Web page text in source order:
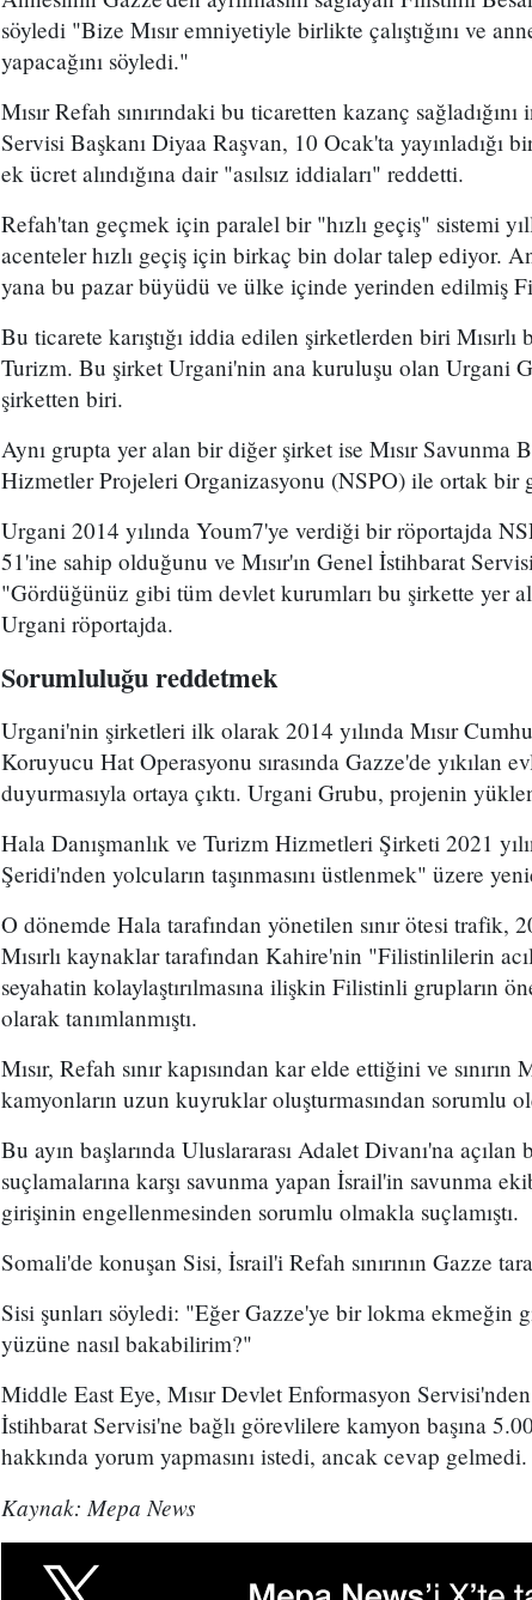
söyledi "Bize Mısır emniyetiyle birlikte çalıştığını ve
yapacağını söyledi."
Mısır Refah sınırındaki bu ticaretten kazanç
Servisi Başkanı Diyaa Raşvan, 10 Ocak'ta yayınladığı
ek ücret alındığına dair "asılsız iddiaları" reddetti.
Refah'tan geçmek için paralel bir "hızlı geçiş" sistemi
acenteler hızlı geçiş için birkaç bin dolar talep ediyor.
yana bu pazar büyüdü ve ülke içinde yerinden edilmiş
Bu ticarete karıştığı iddia edilen şirketlerden biri
Turizm. Bu şirket Urgani'nin ana kuruluşu olan Urgani
şirketten biri.
Aynı grupta yer alan bir diğer şirket ise Mısır Savunma
Hizmetler Projeleri Organizasyonu (NSPO) ile ortak bir
Urgani 2014 yılında Youm7'ye verdiği bir röportajda
51'ine sahip olduğunu ve Mısır'ın Genel İstihbarat
"Gördüğünüz gibi tüm devlet kurumları bu şirkette yer
Urgani röportajda.
Sorumluluğu reddetmek
Urgani'nin şirketleri ilk olarak 2014 yılında Mısır
Koruyucu Hat Operasyonu sırasında Gazze'de yıkılan
duyurmasıyla ortaya çıktı. Urgani Grubu, projenin
Hala Danışmanlık ve Turizm Hizmetleri Şirketi 2021
Şeridi'nden yolcuların taşınmasını üstlenmek" üzere
O dönemde Hala tarafından yönetilen sınır ötesi trafik,
Mısırlı kaynaklar tarafından Kahire'nin "Filistinlilerin
seyahatin kolaylaştırılmasına ilişkin Filistinli grupların
olarak tanımlanmıştı.
Mısır, Refah sınır kapısından kar elde ettiğini ve sınırın
kamyonların uzun kuyruklar oluşturmasından sorumlu
Bu ayın başlarında Uluslararası Adalet Divanı'na açılan
suçlamalarına karşı savunma yapan İsrail'in savunma
girişinin engellenmesinden sorumlu olmakla suçlamıştı.
Somali'de konuşan Sisi, İsrail'i Refah sınırının Gazze
Sisi şunları söyledi: "Eğer Gazze'ye bir lokma ekmeğin
yüzüne nasıl bakabilirim?"
Middle East Eye, Mısır Devlet Enformasyon
İstihbarat Servisi'ne bağlı görevlilere kamyon başına
hakkında yorum yapmasını istedi, ancak cevap gelmedi.
Kaynak: Mepa News